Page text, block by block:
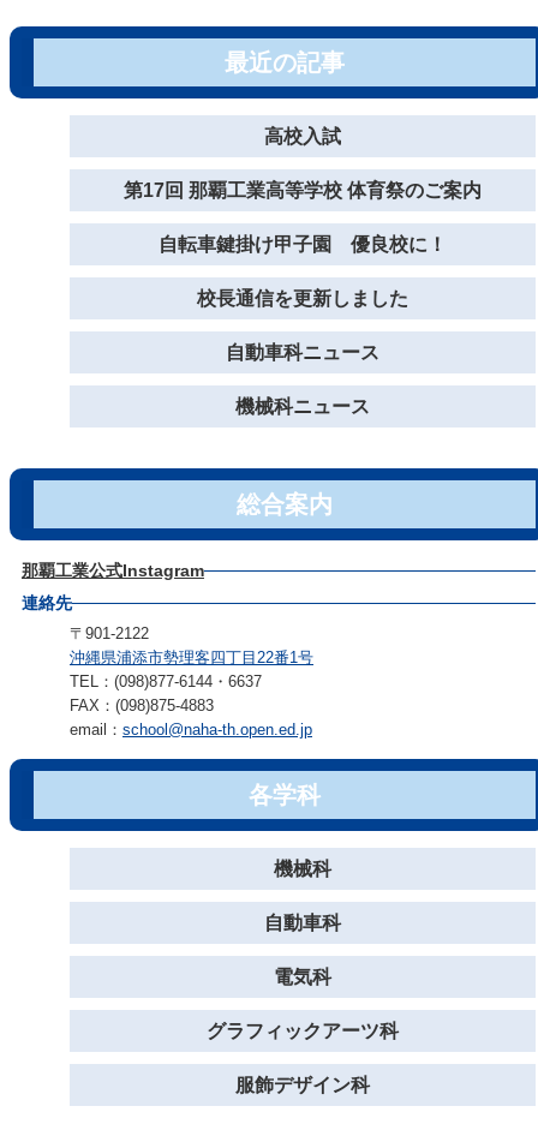
最近の記事
高校入試
第17回 那覇工業高等学校 体育祭のご案内
自転車鍵掛け甲子園 優良校に！
校長通信を更新しました
自動車科ニュース
機械科ニュース
総合案内
那覇工業公式Instagram
連絡先
〒901-2122
沖縄県浦添市勢理客四丁目22番1号
TEL：(098)877-6144・6637
FAX：(098)875-4883
email： school@naha-th.open.ed.jp
各学科
機械科
自動車科
電気科
グラフィックアーツ科
服飾デザイン科